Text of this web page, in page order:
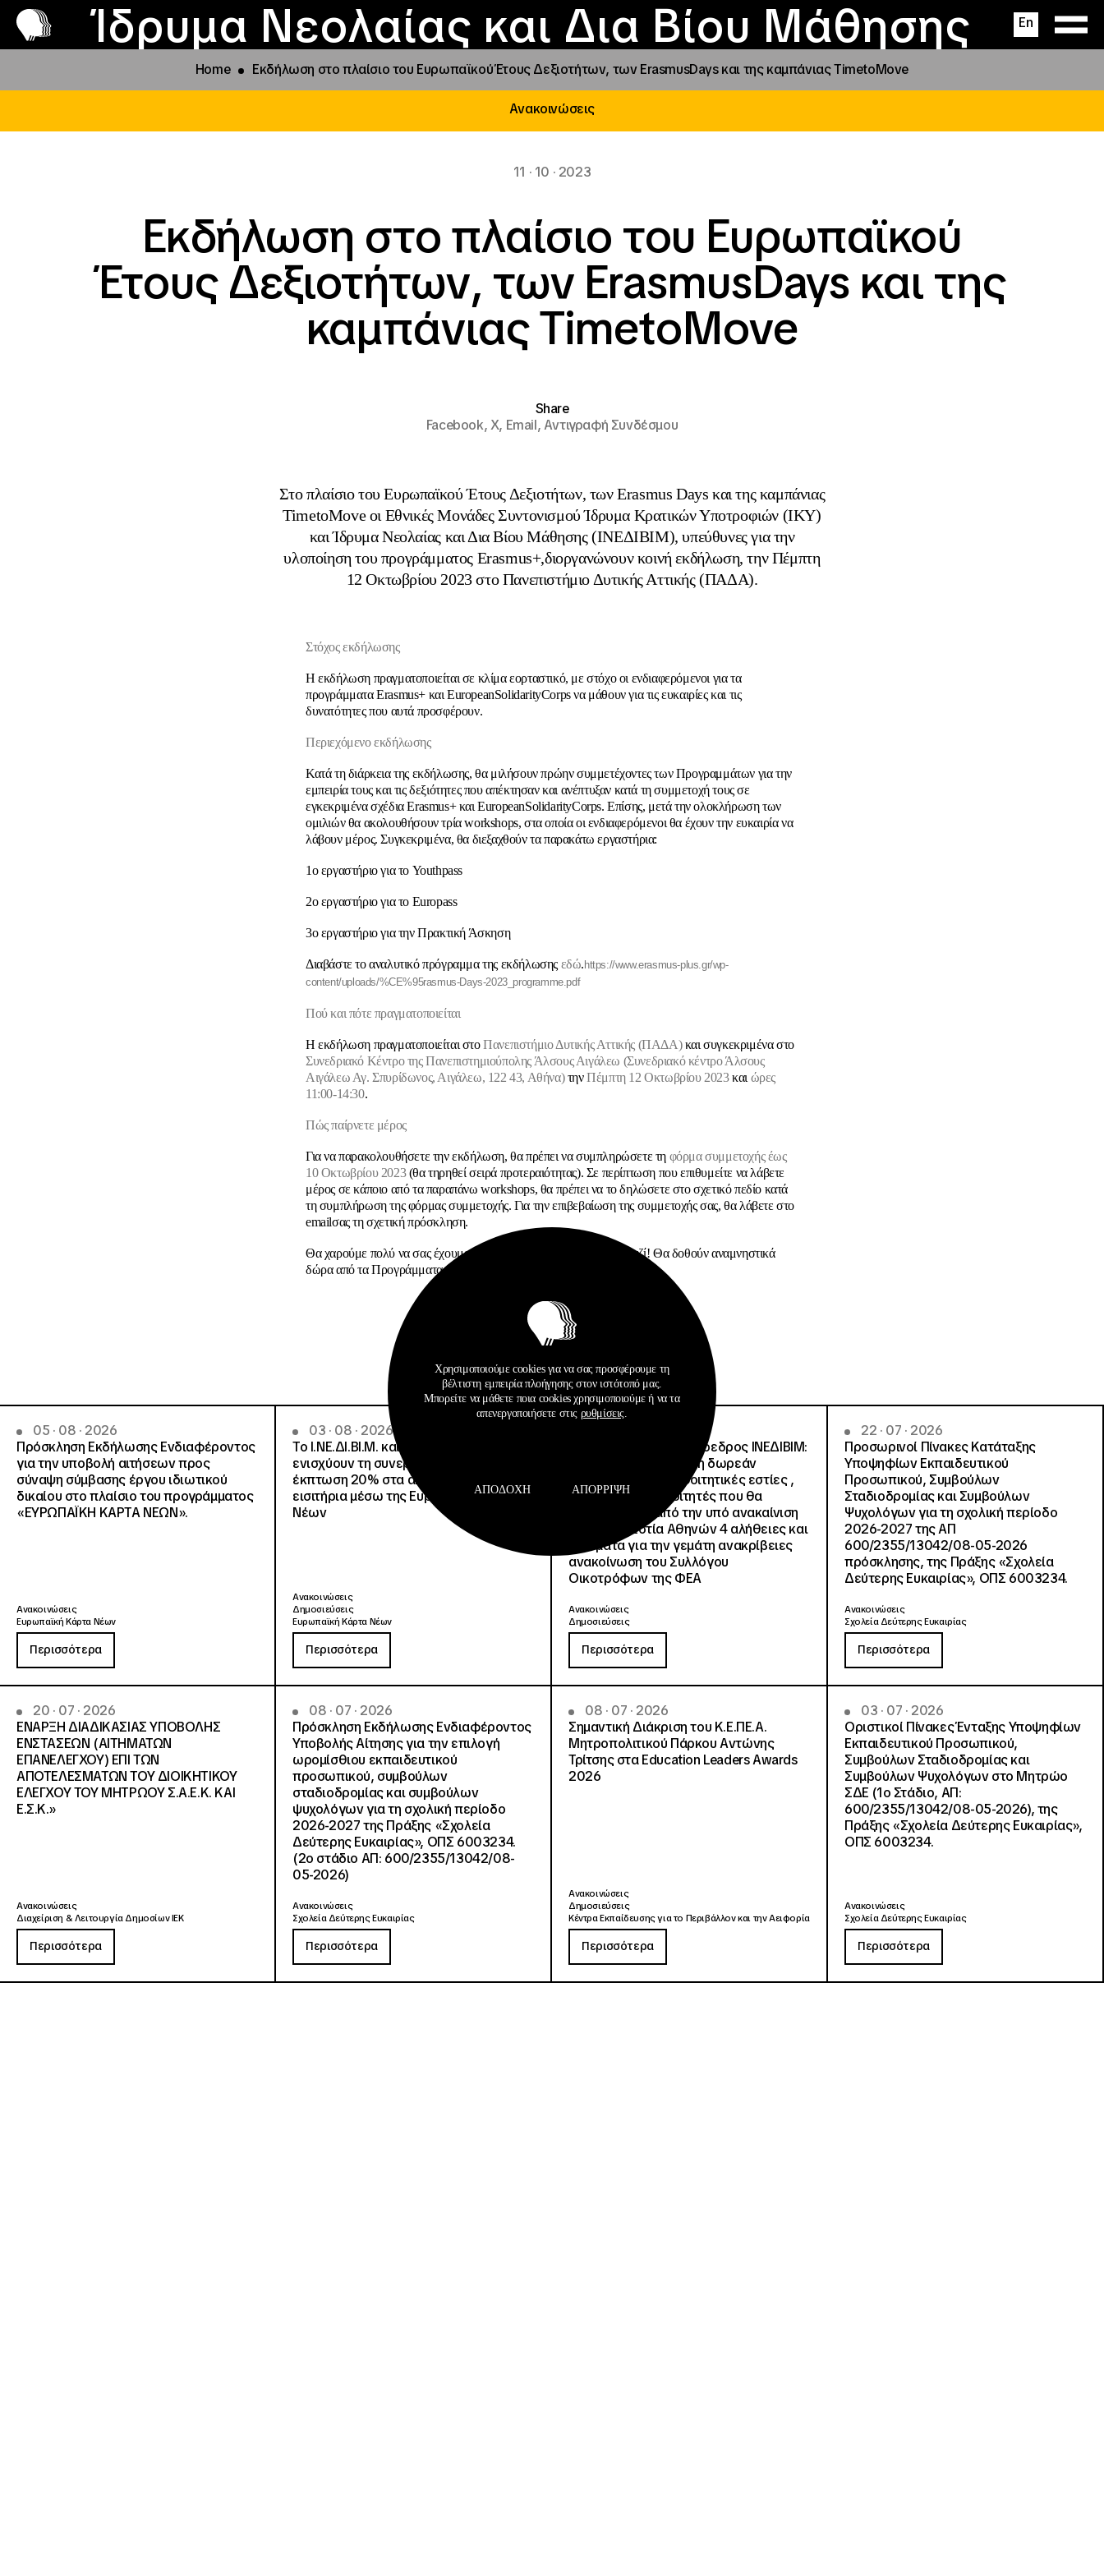
Ίδρυμα Νεολαίας και Δια Βίου Μάθησης En
Το ΙΝΕΔΙΒΙΜ
Προγράμματα και δράσεις
Φοιτητικές Εστίες
Παραχώρηση αιγίδας
Νέα
Επικοινωνία
Home Εκδήλωση στο πλαίσιο του Ευρωπαϊκού Έτους Δεξιοτήτων, των ErasmusDays και της καμπάνιας TimetoMove
Ανακοινώσεις
11 · 10 · 2023
Εκδήλωση στο πλαίσιο του Ευρωπαϊκού
Έτους Δεξιοτήτων, των ErasmusDays και της
καμπάνιας TimetoMove
Share
Facebook,X, Email,Αντιγραφή Συνδέσμου
Στο πλαίσιο του Ευρωπαϊκού Έτους Δεξιοτήτων, των Erasmus Days και της καμπάνιας
TimetoMove οι Εθνικές Μονάδες Συντονισμού Ίδρυμα Κρατικών Υποτροφιών (ΙΚΥ)
και Ίδρυμα Νεολαίας και Δια Βίου Μάθησης (ΙΝΕΔΙΒΙΜ), υπεύθυνες για την
υλοποίηση του προγράμματος Erasmus+,διοργανώνουν κοινή εκδήλωση, την Πέμπτη
12 Οκτωβρίου 2023 στο Πανεπιστήμιο Δυτικής Αττικής (ΠΑΔΑ).
Στόχος εκδήλωσης
Η εκδήλωση πραγματοποιείται σε κλίμα εορταστικό, με στόχο οι ενδιαφερόμενοι για τα
προγράμματα Erasmus+ και EuropeanSolidarityCorps να μάθουν για τις ευκαιρίες και τις
δυνατότητες που αυτά προσφέρουν.
Περιεχόμενο εκδήλωσης
Κατά τη διάρκεια της εκδήλωσης, θα μιλήσουν πρώην συμμετέχοντες των Προγραμμάτων για την
εμπειρία τους και τις δεξιότητες που απέκτησαν και ανέπτυξαν κατά τη συμμετοχή τους σε
εγκεκριμένα σχέδια Erasmus+ και EuropeanSolidarityCorps. Επίσης, μετά την ολοκλήρωση των
ομιλιών θα ακολουθήσουν τρία workshops, στα οποία οι ενδιαφερόμενοι θα έχουν την ευκαιρία να
λάβουν μέρος. Συγκεκριμένα, θα διεξαχθούν τα παρακάτω εργαστήρια:
1ο εργαστήριο για το Youthpass
2ο εργαστήριο για το Europass
3ο εργαστήριο για την Πρακτική Άσκηση
Διαβάστε το αναλυτικό πρόγραμμα της εκδήλωσης εδώ. https://www.erasmus-plus.gr/wp-
content/uploads/%CE%95rasmus-Days-2023_programme.pdf
Πού και πότε πραγματοποιείται
Η εκδήλωση πραγματοποιείται στοΠανεπιστήμιο Δυτικής Αττικής (ΠΑΔΑ)και συγκεκριμένα στο
Συνεδριακό Κέντρο της Πανεπιστημιούπολης Άλσους Αιγάλεω (Συνεδριακό κέντρο Άλσους
Αιγάλεω Αγ. Σπυρίδωνος, Αιγάλεω, 122 43, Αθήνα)τηνΠέμπτη 12 Οκτωβρίου 2023και ώρες
11:00-14:30.
Πώς παίρνετε μέρος
Για να παρακολουθήσετε την εκδήλωση, θα πρέπει να συμπληρώσετε τη φόρμα συμμετοχήςέως
10 Οκτωβρίου 2023(θα τηρηθεί σειρά προτεραιότητας). Σε περίπτωση που επιθυμείτε να λάβετε
μέρος σε κάποιο από τα παραπάνω workshops, θα πρέπει να το δηλώσετε στο σχετικό πεδίο κατά
τη συμπλήρωση της φόρμας συμμετοχής. Για την επιβεβαίωση της συμμετοχής σας, θα λάβετε στο
emailσας τη σχετική πρόσκληση.
Θα χαρούμε πολύ να σας έχουμε κοντά μας και να γιορτάσουμε μαζί! Θα δοθούν αναμνηστικά
δώρα από τα Προγράμματα και μία μικρή έκπληξη θα σας περιμένει!
05 · 08 · 2026
Πρόσκληση Εκδήλωσης Ενδιαφέροντος
για την υποβολή αιτήσεων προς
σύναψη σύμβασης έργου ιδιωτικού
δικαίου στο πλαίσιο του προγράμματος
«ΕΥΡΩΠΑΪΚΗ ΚΑΡΤΑ ΝΕΩΝ».
Ανακοινώσεις
Ευρωπαϊκή Κάρτα Νέων
Περισσότερα
03 · 08 · 2026
Το Ι.ΝΕ.ΔΙ.ΒΙ.Μ. και o Όμιλος Attica
ενισχύουν τη συνεργασία τους με
έκπτωση 20% στα ακτοπλοϊκά
εισιτήρια μέσω της Ευρωπαϊκής Κάρτας
Νέων
Ανακοινώσεις
Δημοσιεύσεις
Ευρωπαϊκή Κάρτα Νέων
Περισσότερα
Άννα Ροκοφύλλου, Πρόεδρος ΙΝΕΔΙΒΙΜ:
Είναι εξασφαλισμένη η δωρεάν
στέγαση σε άλλες φοιτητικές εστίες ,
για όλους τους φοιτητές που θα
μετακινηθούν από την υπό ανακαίνιση
Φοιτητική Εστία Αθηνών 4 αλήθειες και
4 ψέματα για την γεμάτη ανακρίβειες
ανακοίνωση του Συλλόγου
Οικοτρόφων της ΦΕΑ
Ανακοινώσεις
Δημοσιεύσεις
Περισσότερα
22 · 07 · 2026
Προσωρινοί Πίνακες Κατάταξης
Υποψηφίων Εκπαιδευτικού
Προσωπικού, Συμβούλων
Σταδιοδρομίας και Συμβούλων
Ψυχολόγων για τη σχολική περίοδο
2026-2027 της ΑΠ
600/2355/13042/08-05-2026
πρόσκλησης, της Πράξης «Σχολεία
Δεύτερης Ευκαιρίας», ΟΠΣ 6003234.
Ανακοινώσεις
Σχολεία Δεύτερης Ευκαιρίας
Περισσότερα
20 · 07 · 2026
ΕΝΑΡΞΗ ΔΙΑΔΙΚΑΣΙΑΣ ΥΠΟΒΟΛΗΣ
ΕΝΣΤΑΣΕΩΝ (ΑΙΤΗΜΑΤΩΝ
ΕΠΑΝΕΛΕΓΧΟΥ) ΕΠΙ ΤΩΝ
ΑΠΟΤΕΛΕΣΜΑΤΩΝ ΤΟΥ ΔΙΟΙΚΗΤΙΚΟΥ
ΕΛΕΓΧΟΥ ΤΟΥ ΜΗΤΡΩΟΥ Σ.Α.Ε.Κ. ΚΑΙ
Ε.Σ.Κ.»
Ανακοινώσεις
Διαχείριση & Λειτουργία Δημοσίων ΙΕΚ
Περισσότερα
08 · 07 · 2026
Πρόσκληση Εκδήλωσης Ενδιαφέροντος
Υποβολής Αίτησης για την επιλογή
ωρομίσθιου εκπαιδευτικού
προσωπικού, συμβούλων
σταδιοδρομίας και συμβούλων
ψυχολόγων για τη σχολική περίοδο
2026-2027 της Πράξης «Σχολεία
Δεύτερης Ευκαιρίας», ΟΠΣ 6003234.
(2ο στάδιο ΑΠ: 600/2355/13042/08-
05-2026)
Ανακοινώσεις
Σχολεία Δεύτερης Ευκαιρίας
Περισσότερα
08 · 07 · 2026
Σημαντική Διάκριση του Κ.Ε.ΠΕ.Α.
Μητροπολιτικού Πάρκου Αντώνης
Τρίτσης στα Education Leaders Awards
2026
Ανακοινώσεις
Δημοσιεύσεις
Κέντρα Εκπαίδευσης για το Περιβάλλον και την Αειφορία
Περισσότερα
03 · 07 · 2026
Οριστικοί Πίνακες Ένταξης Υποψηφίων
Εκπαιδευτικού Προσωπικού,
Συμβούλων Σταδιοδρομίας και
Συμβούλων Ψυχολόγων στο Μητρώο
ΣΔΕ (1ο Στάδιο, ΑΠ:
600/2355/13042/08-05-2026), της
Πράξης «Σχολεία Δεύτερης Ευκαιρίας»,
ΟΠΣ 6003234.
Ανακοινώσεις
Σχολεία Δεύτερης Ευκαιρίας
Περισσότερα
Χρησιμοποιούμε cookies για να σας προσφέρουμε τη
βέλτιστη εμπειρία πλοήγησης στον ιστότοπό μας.
Μπορείτε να μάθετε ποια cookies χρησιμοποιούμε ή να τα
απενεργοποιήσετε στις ρυθμίσεις
ΑΠΟΔΟΧΉ ΑΠΌΡΡΙΨΗ